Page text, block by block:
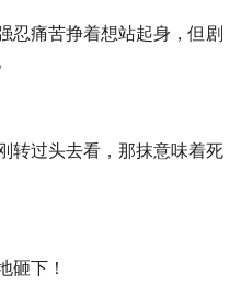
忍痛苦挣着想站起身，但剧
转过头去看，那抹意味着死
砸下！